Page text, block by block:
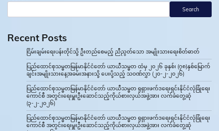
Search
Recent Posts
ငြိမ်းချမ်းရေးပန်းတိုင်သို့ ဦးတည်စေမည့် ညီညွတ်သော အမျိုးသားရေးစိတ်ဓာတ်
ပြည်ထောင်စုသမ္မတမြန်မာနိုင်ငံတော် ယာယီသမ္မတ ထံမှ ၂၀၂၆ ခုနှစ်၊ (၇၈)နှစ်မြောက်
ချင်းအမျိုးသားနေ့အခမ်းအနားသို့ ပေးပို့သည့် သဝဏ်လွှာ (၂၀-၂-၂၀၂၆)
ပြည်ထောင်စုသမ္မတမြန်မာနိုင်ငံတော် ယာယီသမ္မတ ရုရှားဖက်ဒရေးရှင်းနိုင်ငံလုံခြုံရေး
ကောင်စီ အတွင်းရေးမှူးဦးဆောင်သည့်ကိုယ်စားလှယ်အဖွဲ့အား လက်ခံတွေ့ဆုံ
(၃-၂-၂၀၂၆)
ပြည်ထောင်စုသမ္မတမြန်မာနိုင်ငံတော် ယာယီသမ္မတ ရုရှားဖက်ဒရေးရှင်းနိုင်ငံလုံခြုံရေး
ကောင်စီ အတွင်းရေးမှူးဦးဆောင်သည့်ကိုယ်စားလှယ်အဖွဲ့အား လက်ခံတွေ့ဆုံ